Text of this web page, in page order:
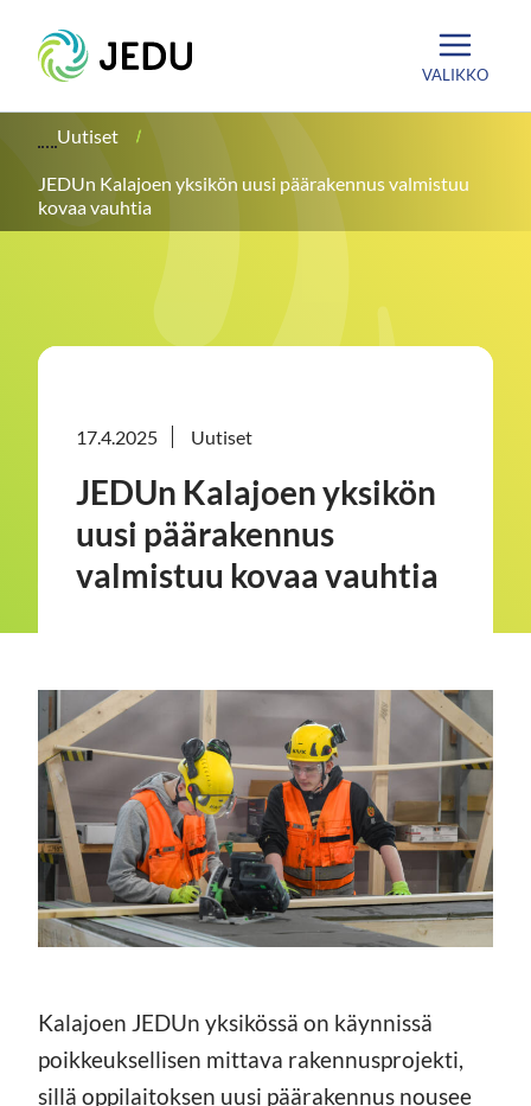
sisältöön
Etusivu
VALIKKO
Uutiset
JEDUn Kalajoen yksikön uusi päärakennus valmistuu
kovaa vauhtia
17.4.2025 Uutiset
JEDUn Kalajoen yksikön
uusi päärakennus
valmistuu kovaa vauhtia
Kalajoen JEDUn yksikössä on käynnissä
poikkeuksellisen mittava rakennusprojekti,
sillä oppilaitoksen uusi päärakennus nousee